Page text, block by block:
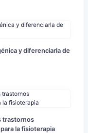
y diferenciarla de
trastornos
la fisioterapia